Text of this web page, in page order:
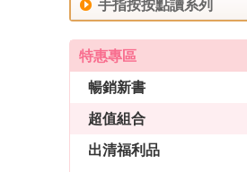
手指按按點讀系列
特惠專區
暢銷新書
超值組合
出清福利品